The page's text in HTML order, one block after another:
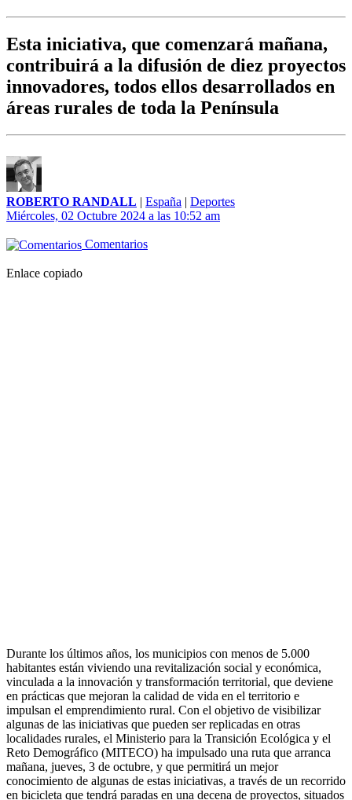
Esta iniciativa, que comenzará mañana,
contribuirá a la difusión de diez proyectos
innovadores, todos ellos desarrollados en
áreas rurales de toda la Península
ROBERTO RANDALL | España | Deportes
Miércoles, 02 Octubre 2024 a las 10:52 am
Comentarios
Enlace copiado
Durante los últimos años, los municipios con menos de 5.000
habitantes están viviendo una revitalización social y económica,
vinculada a la innovación y transformación territorial, que deviene
en prácticas que mejoran la calidad de vida en el territorio e
impulsan el emprendimiento rural. Con el objetivo de visibilizar
algunas de las iniciativas que pueden ser replicadas en otras
localidades rurales, el Ministerio para la Transición Ecológica y el
Reto Demográfico (MITECO) ha impulsado una ruta que arranca
mañana, jueves, 3 de octubre, y que permitirá un mejor
conocimiento de algunas de estas iniciativas, a través de un recorrido
en bicicleta que tendrá paradas en una decena de proyectos, situados